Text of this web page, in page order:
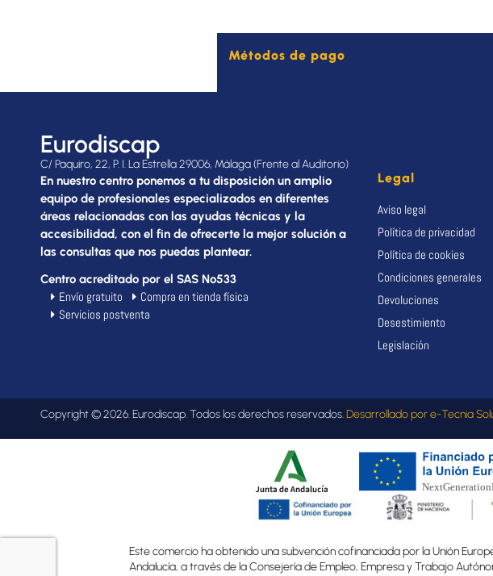
Métodos de pago
Eurodiscap
C/ Paquiro, 22, P. I. La Estrella 29006, Málaga (Frente al Auditorio)
En nuestro centro ponemos a tu disposición un amplio
equipo de profesionales especializados en diferentes
áreas relacionadas con las ayudas técnicas y la
accesibilidad, con el fin de ofrecerte la mejor solución a
las consultas que nos puedas plantear.
Centro acreditado por el SAS Nº533
Envío gratuito
Compra en tienda física
Servicios postventa
Legal
Aviso legal
Política de privacidad
Política de cookies
Condiciones generales
Devoluciones
Desestimiento
Legislación
Copyright © 2026. Eurodiscap. Todos los derechos reservados.Desarrollado pore-Tecnia
Este comercio ha obtenido una subvención cofinanciada por la Unión
Andalucía, a través de la Consejería de Empleo, Empresa y Trabajo